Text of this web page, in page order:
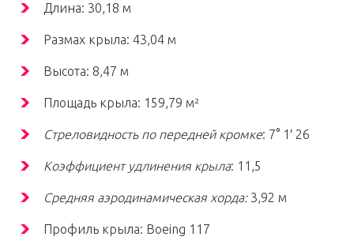
Длина: 30,18 м
Размах крыла: 43,04 м
Высота: 8,47 м
Площадь крыла: 159,79 м²
Стреловидность по передней кромке: 7° 1′ 26
Коэффициент удлинения крыла: 11,5
Средняя аэродинамическая хорда:3,92 м
Профиль крыла: Boeing 117